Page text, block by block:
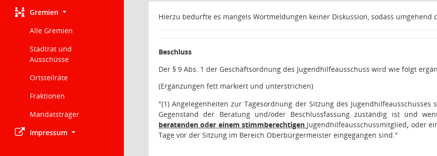
Gremien
Alle Gremien
Stadtrat und
Ausschüsse
Ortsteilräte
Fraktionen
Mandatsträger
Impressum
Hierzu bedurfte es mangels Wortmeldungen keiner Diskussion, sodass
Beschluss
Der § 9 Abs. 1 der Geschäftsordnung des Jugendhilfeausschuss wird wie folgt
(Ergänzungen fett markiert und unterstrichen)
"(1) Angelegenheiten zur Tagesordnung der Sitzung des
Gegenstand der Beratung und/oder Beschlussfassung zuständig ist und
beratenden oder einem stimmberechtigen Jugendhilfeausschussmitglied, oder
Tage vor der Sitzung im Bereich Oberbürgermeister eingegangen sind."